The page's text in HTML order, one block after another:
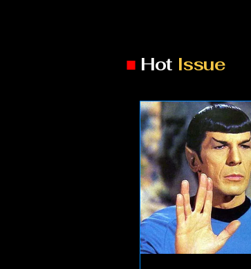
■ Hot Issue